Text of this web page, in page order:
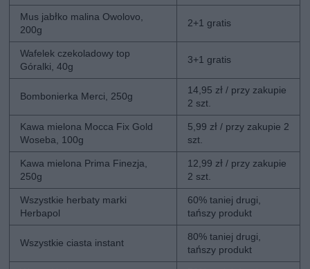
Mus jabłko malina Owolovo,
200g
2+1 gratis
Wafelek czekoladowy top
Góralki, 40g
3+1 gratis
Bombonierka Merci, 250g
14,95 zł / przy zakupie
2 szt.
Kawa mielona Mocca Fix Gold
Woseba, 100g
5,99 zł / przy zakupie 2
szt.
Kawa mielona Prima Finezja,
250g
12,99 zł / przy zakupie
2 szt.
Wszystkie herbaty marki
Herbapol
60% taniej drugi,
tańszy produkt
Wszystkie ciasta instant
80% taniej drugi,
tańszy produkt